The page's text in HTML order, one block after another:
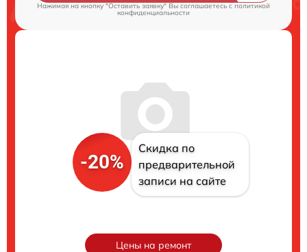
Нажимая на кнопку "Оставить заявку" Вы соглашаетесь cполитикой
конфиденциальности
-20%
Скидка по
предварительной
записи на сайте
Цены на ремонт